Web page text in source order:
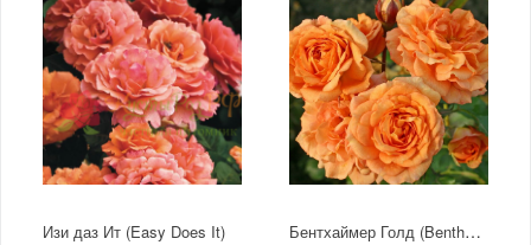
Изи даз Ит (Easy Does It) Бентхаймер Голд (Bentheimer Gold)